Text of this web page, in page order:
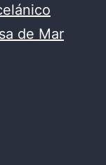
de Mar